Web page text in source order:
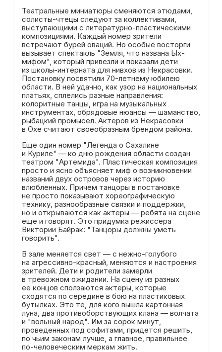
Театральные миниатюры сменяются этюдами,
солисты-чтецы следуют за коллективами,
выступающими с литературно-пластическими
композициями. Каждый номер зрители
встречают бурей оваций. Но особые восторги
вызывает спектакль "Земля, что названа Ых-
мифом", который привезли и показали дети
из школы-интерната для нивхов из Некрасовки.
Постановку посвятили 70-летнему юбилею
области. В ней удачно, как узор на национальных
платьях, сплелись разные направления:
колоритные танцы, игра на музыкальных
инструментах, обрядовые нюансы — шаманство,
рыбацкий промысел. Актеров из Некрасовки
в Охе считают своеобразным брендом района.
Еще один номер "Легенда о Сахалине
и Куриле" — ко дню рождения области создан
театром "Артемида". Пластическая композиция
просто и ясно объясняет миф о возникновении
названий двух островов через историю
влюбленных. Причем танцоры в постановке
не просто показывают хореографическую
технику, разнообразные связки и поддержки,
но и открываются как актеры — ребята на сцене
еще и говорят. Это придумка режиссера
Виктории Байрак: "Танцоры должны уметь
говорить".
В зале меняется свет — с нежно-голубого
на агрессивно-красный, меняются и настроения
зрителей. Дети и родители замерли
в тревожном ожидании. На сцену из разных
ее концов сползаются актеры, которые
сходятся по середине в бою на пластиковых
бутылках. Это те, для кого вышла картонная
луна, два противоборствующих клана — волчата
и "вольный народ". Им за сорок минут,
проведенных под софитами, придется решить,
по чьим законам лучше, а главное, правильнее
по-человеческим меркам жить.